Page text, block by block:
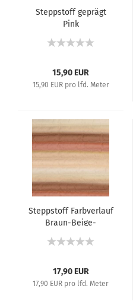
Steppstoff geprägt
Pink
15,90 EUR
15,90 EUR pro lfd. Meter
Steppstoff Farbverlauf
Braun-Beige-
17,90 EUR
17,90 EUR pro lfd. Meter